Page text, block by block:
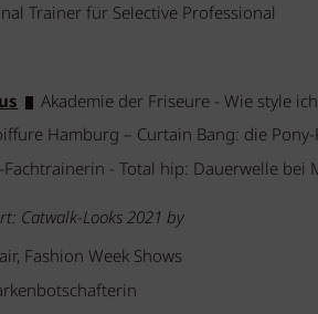
Trainer für Selective Professional
Akademie der Friseure - Wie style
Hamburg – Curtain Bang: die Pony-
Fachtrainerin - Total hip: Dauerwelle bei
Catwalk-Looks 2021 by
Fashion Week Shows